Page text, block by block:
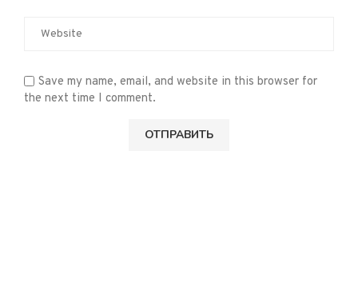
Save my name, email, and website in this browser for
the next time I comment.